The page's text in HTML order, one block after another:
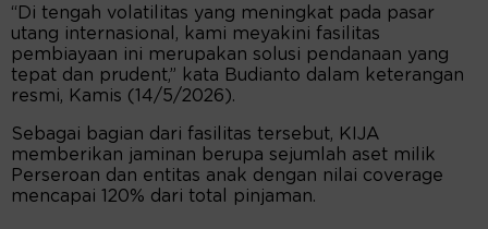
“Di tengah volatilitas yang meningkat pada pasar
utang internasional, kami meyakini fasilitas
pembiayaan ini merupakan solusi pendanaan yang
tepat dan prudent,” kata Budianto dalam keterangan
resmi, Kamis (14/5/2026).
Sebagai bagian dari fasilitas tersebut, KIJA
memberikan jaminan berupa sejumlah aset milik
Perseroan dan entitas anak dengan nilai coverage
mencapai 120% dari total pinjaman.